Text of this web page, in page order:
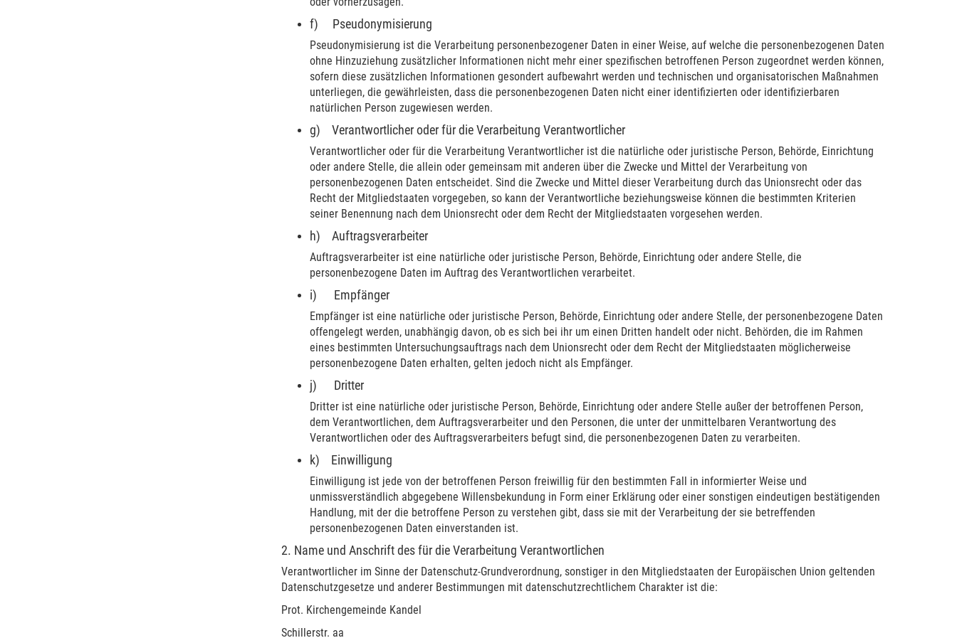
f) Pseudonymisierung
Pseudonymisierung ist die Verarbeitung personenbezogener Daten in einer Weise, auf welche die personenbezogenen Daten
ohne Hinzuziehung zusätzlicher Informationen nicht mehr einer spezifischen betroffenen Person zugeordnet werden können,
sofern diese zusätzlichen Informationen gesondert aufbewahrt werden und technischen und organisatorischen Maßnahmen
unterliegen, die gewährleisten, dass die personenbezogenen Daten nicht einer identifizierten oder identifizierbaren
natürlichen Person zugewiesen werden.
g) Verantwortlicher oder für die Verarbeitung Verantwortlicher
Verantwortlicher oder für die Verarbeitung Verantwortlicher ist die natürliche oder juristische Person, Behörde, Einrichtung
oder andere Stelle, die allein oder gemeinsam mit anderen über die Zwecke und Mittel der Verarbeitung von
personenbezogenen Daten entscheidet. Sind die Zwecke und Mittel dieser Verarbeitung durch das Unionsrecht oder das
Recht der Mitgliedstaaten vorgegeben, so kann der Verantwortliche beziehungsweise können die bestimmten Kriterien
seiner Benennung nach dem Unionsrecht oder dem Recht der Mitgliedstaaten vorgesehen werden.
h) Auftragsverarbeiter
Auftragsverarbeiter ist eine natürliche oder juristische Person, Behörde, Einrichtung oder andere Stelle, die
personenbezogene Daten im Auftrag des Verantwortlichen verarbeitet.
i) Empfänger
Empfänger ist eine natürliche oder juristische Person, Behörde, Einrichtung oder andere Stelle, der personenbezogene Daten
offengelegt werden, unabhängig davon, ob es sich bei ihr um einen Dritten handelt oder nicht. Behörden, die im Rahmen
eines bestimmten Untersuchungsauftrags nach dem Unionsrecht oder dem Recht der Mitgliedstaaten möglicherweise
personenbezogene Daten erhalten, gelten jedoch nicht als Empfänger.
j) Dritter
Dritter ist eine natürliche oder juristische Person, Behörde, Einrichtung oder andere Stelle außer der betroffenen Person,
dem Verantwortlichen, dem Auftragsverarbeiter und den Personen, die unter der unmittelbaren Verantwortung des
Verantwortlichen oder des Auftragsverarbeiters befugt sind, die personenbezogenen Daten zu verarbeiten.
k) Einwilligung
Einwilligung ist jede von der betroffenen Person freiwillig für den bestimmten Fall in informierter Weise und
unmissverständlich abgegebene Willensbekundung in Form einer Erklärung oder einer sonstigen eindeutigen bestätigenden
Handlung, mit der die betroffene Person zu verstehen gibt, dass sie mit der Verarbeitung der sie betreffenden
personenbezogenen Daten einverstanden ist.
2. Name und Anschrift des für die Verarbeitung Verantwortlichen
Verantwortlicher im Sinne der Datenschutz-Grundverordnung, sonstiger in den Mitgliedstaaten der Europäischen Union geltenden
Datenschutzgesetze und anderer Bestimmungen mit datenschutzrechtlichem Charakter ist die:
Prot. Kirchengemeinde Kandel
Schillerstr. aa